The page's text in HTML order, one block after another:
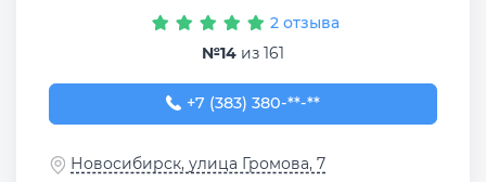
2 отзыва
№14 из 161
+7 (383) 380-15-74
+7 (383) 380-**-**
Новосибирск, улица Громова, 7